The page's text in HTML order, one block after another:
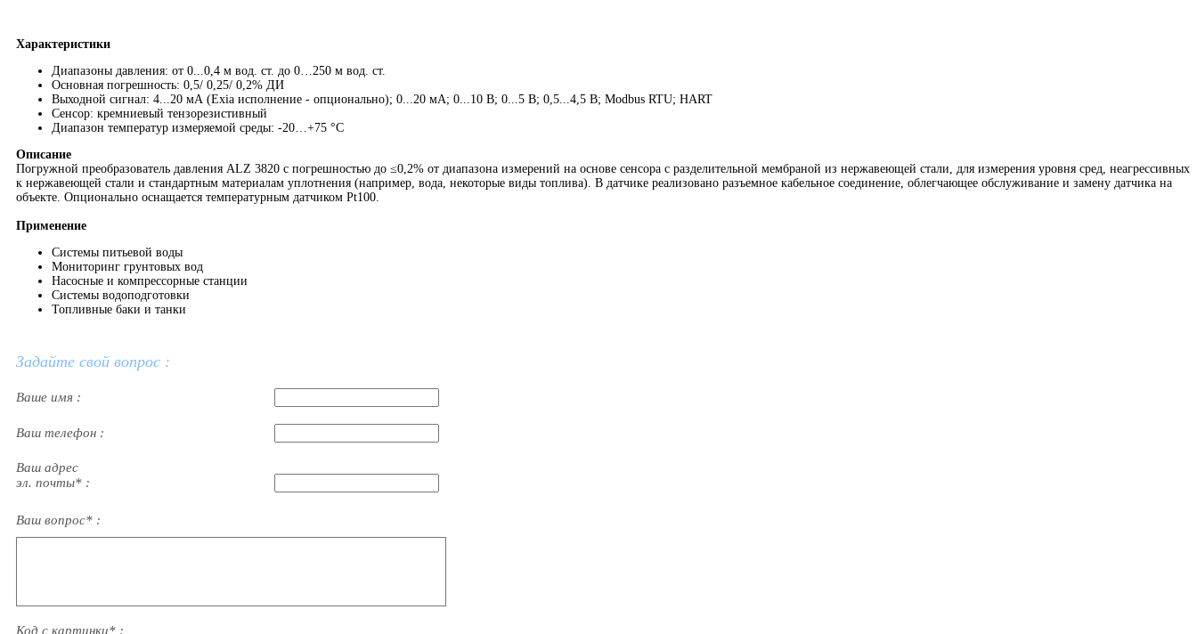
Характеристики
Диапазоны давления: от 0...0,4 м вод. ст. до 0…250 м вод. ст.
Основная погрешность: 0,5/ 0,25/ 0,2% ДИ
Выходной сигнал: 4...20 мА (Exia исполнение - опционально); 0...20 мA; 0...10 В; 0...5 В; 0,5...4,5 В; Modbus RTU; HART
Сенсор: кремниевый тензорезистивный
Диапазон температур измеряемой среды: -20…+75 °C
Описание
Погружной преобразователь давления ALZ 3820 с погрешностью до ≤0,2% от диапазона измерений на основе сенсора с разделительной мембраной из нержавеющей стали, для измерения уровня сред, неагрессивных
к нержавеющей стали и стандартным материалам уплотнения (например, вода, некоторые виды топлива). В датчике реализовано разъемное кабельное соединение, облегчающее обслуживание и замену датчика на
объекте. Опционально оснащается температурным датчиком Pt100.
Применение
Системы питьевой воды
Мониторинг грунтовых вод
Насосные и компрессорные станции
Системы водоподготовки
Топливные баки и танки
Задайте свой вопрос :
Ваше имя :
Ваш телефон :
Ваш адрес
эл. почты* :
Ваш вопрос* :
Код с картинки* :